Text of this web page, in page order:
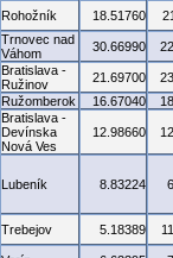
Rohožník 18.51760
Trnovec nad
Váhom
30.66990
Bratislava -
Ružinov
21.69700
Ružomberok 16.67040
Bratislava -
Devínska
Nová Ves
12.98660
Lubeník 8.83224
Trebejov 5.18389